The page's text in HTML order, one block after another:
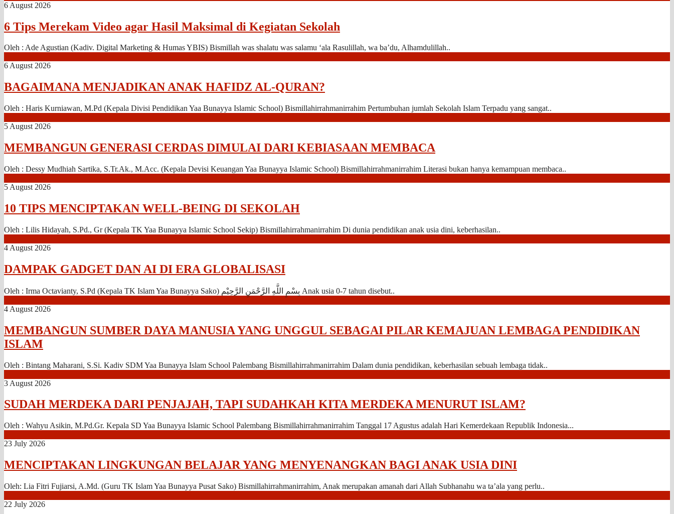
6 August 2026
6 Tips Merekam Video agar Hasil Maksimal di Kegiatan Sekolah
Oleh : Ade Agustian (Kadiv. Digital Marketing & Humas YBIS) Bismillah was shalatu was salamu ‘ala Rasulillah, wa ba’du, Alhamdulillah..
6 August 2026
BAGAIMANA MENJADIKAN ANAK HAFIDZ AL-QURAN?
Oleh : Haris Kurniawan, M.Pd (Kepala Divisi Pendidikan Yaa Bunayya Islamic School) Bismillahirrahmanirrahim Pertumbuhan jumlah Sekolah Islam Terpadu yang sangat..
5 August 2026
MEMBANGUN GENERASI CERDAS DIMULAI DARI KEBIASAAN MEMBACA
Oleh : Dessy Mudhiah Sartika, S.Tr.Ak., M.Acc. (Kepala Devisi Keuangan Yaa Bunayya Islamic School) Bismillahirrahmanirrahim Literasi bukan hanya kemampuan membaca..
5 August 2026
10 TIPS MENCIPTAKAN WELL-BEING DI SEKOLAH
Oleh : Lilis Hidayah, S.Pd., Gr (Kepala TK Yaa Bunayya Islamic School Sekip) Bismillahirrahmanirrahim Di dunia pendidikan anak usia dini, keberhasilan..
4 August 2026
DAMPAK GADGET DAN AI DI ERA GLOBALISASI
Oleh : Irma Octavianty, S.Pd (Kepala TK Islam Yaa Bunayya Sako) بِسْمِ اللَّهِ الرَّحْمَنِ الرَّحِيْم Anak usia 0-7 tahun disebut..
4 August 2026
MEMBANGUN SUMBER DAYA MANUSIA YANG UNGGUL SEBAGAI PILAR KEMAJUAN LEMBAGA PENDIDIKAN
ISLAM
Oleh : Bintang Maharani, S.Si. Kadiv SDM Yaa Bunayya Islam School Palembang Bismillahirrahmanirrahim Dalam dunia pendidikan, keberhasilan sebuah lembaga tidak..
3 August 2026
SUDAH MERDEKA DARI PENJAJAH, TAPI SUDAHKAH KITA MERDEKA MENURUT ISLAM?
Oleh : Wahyu Asikin, M.Pd.Gr. Kepala SD Yaa Bunayya Islamic School Palembang Bismillahirrahmanirrahim Tanggal 17 Agustus adalah Hari Kemerdekaan Republik Indonesia...
23 July 2026
MENCIPTAKAN LINGKUNGAN BELAJAR YANG MENYENANGKAN BAGI ANAK USIA DINI
Oleh: Lia Fitri Fujiarsi, A.Md. (Guru TK Islam Yaa Bunayya Pusat Sako) Bismillahirrahmanirrahim, Anak merupakan amanah dari Allah Subhanahu wa ta’ala yang perlu..
22 July 2026